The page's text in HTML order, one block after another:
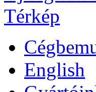
Térkép
English